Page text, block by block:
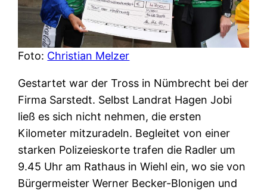
Foto: Christian Melzer
Gestartet war der Tross in Nümbrecht bei der
Firma Sarstedt. Selbst Landrat Hagen Jobi
ließ es sich nicht nehmen, die ersten
Kilometer mitzuradeln. Begleitet von einer
starken Polizeieskorte trafen die Radler um
9.45 Uhr am Rathaus in Wiehl ein, wo sie von
Bürgermeister Werner Becker-Blonigen und